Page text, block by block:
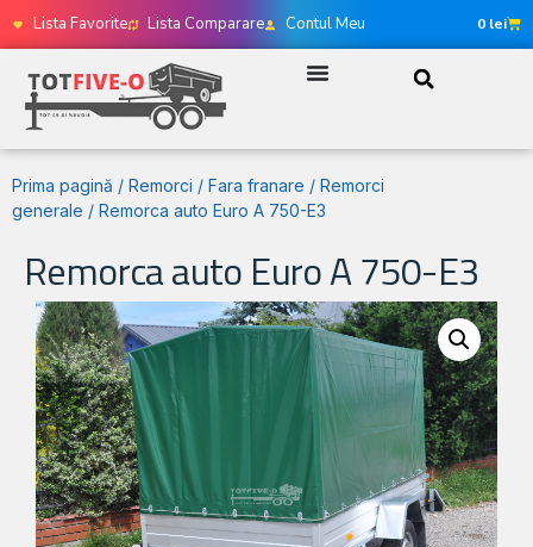
Lista Favorite Lista Comparare Contul Meu 0 lei
Prima pagină / Remorci / Fara franare / Remorci
generale / Remorca auto Euro A 750-E3
Remorca auto Euro A 750-E3